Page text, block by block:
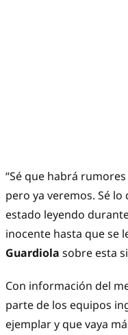
“Sé que habrá
pero ya veremos. Sé
estado leyendo
inocente hasta que se
Guardiola sobre esta
Con información del
parte de los equipos
ejemplar y que vaya